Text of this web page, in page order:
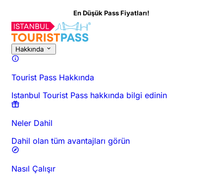
En Düşük Pass Fiyatları!
Hakkında
Tourist Pass Hakkında
Istanbul Tourist Pass hakkında bilgi edinin
Neler Dahil
Dahil olan tüm avantajları görün
Nasıl Çalışır
Bu Aktivite Hakkında Genel Bakış Saatler ve Süre